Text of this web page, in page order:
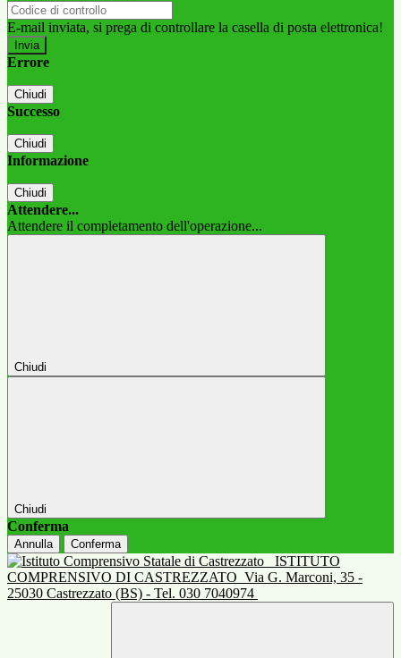
E-mail inviata, si prega di controllare la casella di posta elettronica!
Errore
Chiudi
Successo
Chiudi
Informazione
Chiudi
Attendere...
Attendere il completamento dell'operazione...
Chiudi
Chiudi
Conferma
Annulla Conferma
ISTITUTO
COMPRENSIVO DI CASTREZZATO Via G. Marconi, 35 -
25030 Castrezzato (BS) - Tel. 030 7040974